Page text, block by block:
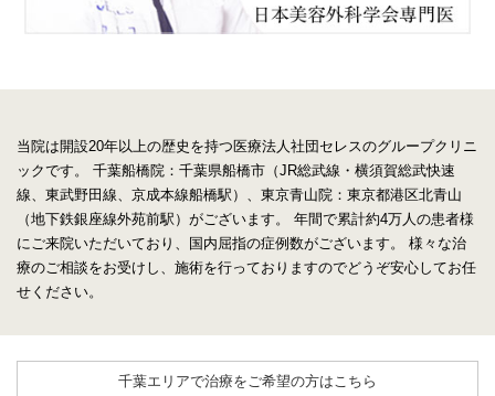
当院は開設20年以上の歴史を持つ医療法人社団セレスのグループクリニ
ックです。
千葉船橋院：千葉県船橋市（JR総武線・横須賀総武快速
線、東武野田線、京成本線船橋駅）、東京青山院：東京都港区北青山
（地下鉄銀座線外苑前駅）がございます。
年間で累計約4万人の患者様
にご来院いただいており、国内屈指の症例数がございます。
様々な治
療のご相談をお受けし、施術を行っておりますのでどうぞ安心してお任
せください。
千葉エリアで治療をご希望の方はこちら